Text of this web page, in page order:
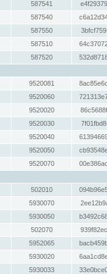
587541
587540
587550
587510
587520
9520081
9520060
9520020
9520030
9520040
9520050
9520070
502010
5930070
5930050
502070
5952065
5930020
5930033